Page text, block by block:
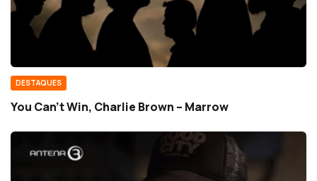
DESTAQUES
You Can’t Win, Charlie Brown – Marrow